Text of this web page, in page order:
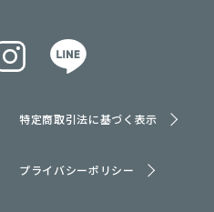
特定商取引法に基づく表示
プライバシーポリシー